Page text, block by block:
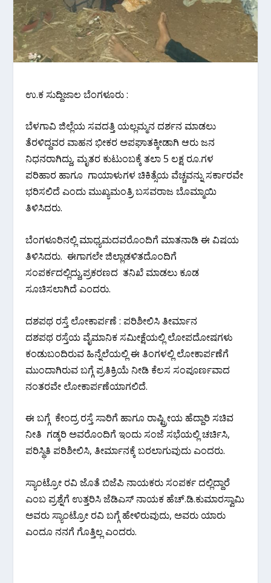
ಉ.ಕ ಸುದ್ದಿಜಾಲ ಬೆಂಗಳೂರು :
ಬೆಳಗಾವಿ ಜಿಲ್ಲೆಯ ಸವದತ್ತಿ ಯಲ್ಲಮ್ಮನ ದರ್ಶನ ಮಾಡಲು
ತೆರಳಿದ್ದವರ ವಾಹನ ಭೀಕರ ಅಪಘಾತಕ್ಕೀಡಾಗಿ ಆರು ಜನ
ನಿಧನರಾಗಿದ್ದು, ಮೃತರ ಕುಟುಂಬಕ್ಕೆ ತಲಾ 5 ಲಕ್ಷ ರೂ.ಗಳ
ಪರಿಹಾರ ಹಾಗೂ ಗಾಯಾಳುಗಳ ಚಿಕಿತ್ಸೆಯ ವೆಚ್ಚವನ್ನು ಸರ್ಕಾರವೇ
ಭರಿಸಲಿದೆ ಎಂದು ಮುಖ್ಯಮಂತ್ರಿ ಬಸವರಾಜ ಬೊಮ್ಮಾಯಿ
ತಿಳಿಸಿದರು.
ಬೆಂಗಳೂರಿನಲ್ಲಿ ಮಾಧ್ಯಮದವರೊಂದಿಗೆ ಮಾತನಾಡಿ ಈ ವಿಷಯ
ತಿಳಿಸಿದರು. ಈಗಾಗಲೇ ಜಿಲ್ಲಾಡಳಿತದೊಂದಿಗೆ
ಸಂಪರ್ಕದಲ್ಲಿದ್ದು,ಪ್ರಕರಣದ ತನಿಖೆ ಮಾಡಲು ಕೂಡ
ಸೂಚಿಸಲಾಗಿದೆ ಎಂದರು.
ದಶಪಥ ರಸ್ತೆ ಲೋಕಾರ್ಪಣೆ : ಪರಿಶೀಲಿಸಿ ತೀರ್ಮಾನ
ದಶಪಥ ರಸ್ತೆಯ ವೈಮಾನಿಕ ಸಮೀಕ್ಷೆಯಲ್ಲಿ ಲೋಪದೋಷಗಳು
ಕಂಡುಬಂದಿರುವ ಹಿನ್ನೆಲೆಯಲ್ಲಿ ಈ ತಿಂಗಳಲ್ಲಿ ಲೋಕಾರ್ಪಣೆಗೆ
ಮುಂದಾಗಿರುವ ಬಗ್ಗೆ ಪ್ರತಿಕ್ರಿಯೆ ನೀಡಿ ಕೆಲಸ ಸಂಪೂರ್ಣವಾದ
ನಂತರವೇ ಲೋಕಾರ್ಪಣೆಯಾಗಲಿದೆ.
ಈ ಬಗ್ಗೆ ಕೇಂದ್ರ ರಸ್ತೆ ಸಾರಿಗೆ ಹಾಗೂ ರಾಷ್ಟ್ರೀಯ ಹೆದ್ದಾರಿ ಸಚಿವ
ನೀತಿ ಗಡ್ಕರಿ ಅವರೊಂದಿಗೆ ಇಂದು ಸಂಜೆ ಸಭೆಯಲ್ಲಿ ಚರ್ಚಿಸಿ,
ಪರಿಸ್ಥಿತಿ ಪರಿಶೀಲಿಸಿ, ತೀರ್ಮಾನಕ್ಕೆ ಬರಲಾಗುವುದು ಎಂದರು.
ಸ್ಯಾಂಟ್ರೋ ರವಿ ಜೊತೆ ಬಿಜೆಪಿ ನಾಯಕರು ಸಂಪರ್ಕ ದಲ್ಲಿದ್ದಾರೆ
ಎಂಬ ಪ್ರಶ್ನೆಗೆ ಉತ್ತರಿಸಿ ಜೆಡಿಎಸ್ ನಾಯಕ ಹೆಚ್.ಡಿ.ಕುಮಾರಸ್ವಾಮಿ
ಅವರು ಸ್ಯಾಂಟ್ರೋ ರವಿ ಬಗ್ಗೆ ಹೇಳಿರುವುದು, ಅವರು ಯಾರು
ಎಂದೂ ನನಗೆ ಗೊತ್ತಿಲ್ಲ ಎಂದರು.